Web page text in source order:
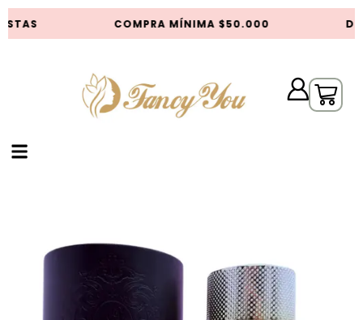
COMPRA MÍNIMA $50.000